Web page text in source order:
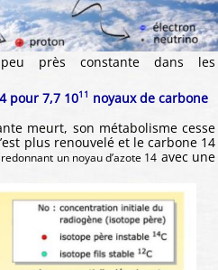
près constante dans les
pour 7,7 1011 noyaux de carbone
meurt, son métabolisme cesse
plus renouvelé et le carbone 14
un noyau d’azote 14 avec une